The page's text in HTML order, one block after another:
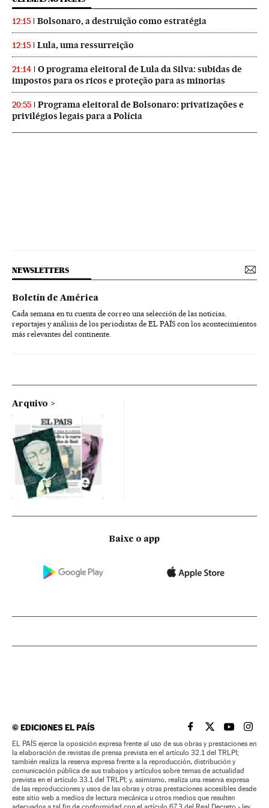
12:15 Bolsonaro, a destruição como estratégia
12:15 Lula, uma ressurreição
21:14
O programa eleitoral de Lula da Silva: subidas de
impostos para os ricos e proteção para as minorias
20:55
Programa eleitoral de Bolsonaro: privatizações e
privilégios legais para a Polícia
NEWSLETTERS
Boletín de América
Cada semana en tu cuenta de correo una selección de las noticias,
reportajes y análisis de los periodistas de EL PAÍS con los acontecimientos
más relevantes del continente.
Arquivo
Baixe o app
©EDICIONES EL PAÍS EL PAÍS BRASIL EN
EL PAÍSEL PAÍS
EL
EL PAÍS ejerce la oposición expresa frente al uso de sus obras y prestaciones en
la elaboración de revistas de prensa prevista en el artículo 32.1 del TRLPI;
también realiza la reserva expresa frente a la reproducción, distribución y
comunicación pública de sus trabajos y artículos sobre temas de actualidad
prevista en el artículo 33.1 del TRLPI; y, asimismo, realiza una reserva expresa
de las reproducciones y usos de las obras y otras prestaciones accesibles desde
este sitio web a medios de lectura mecánica u otros medios que resulten